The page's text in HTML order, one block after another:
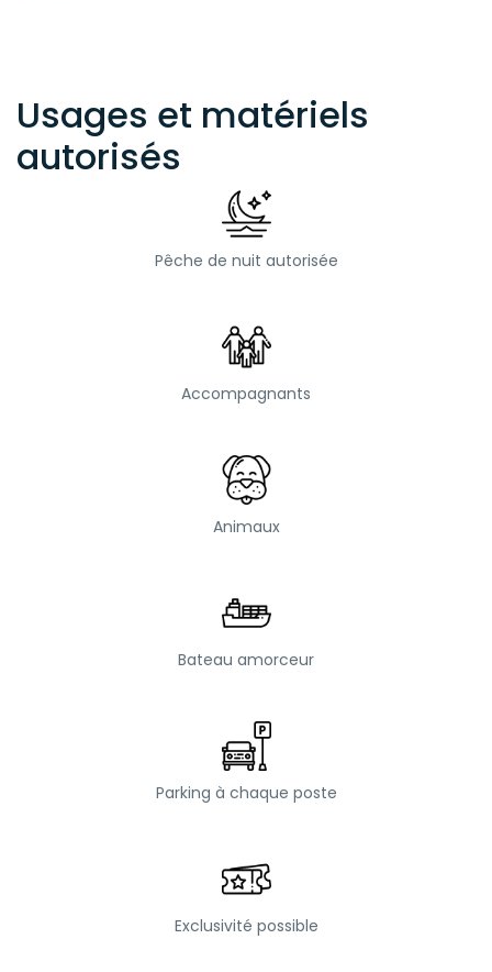
Usages et matériels
autorisés
Pêche de nuit autorisée
Accompagnants
Animaux
Bateau amorceur
Parking à chaque poste
Exclusivité possible